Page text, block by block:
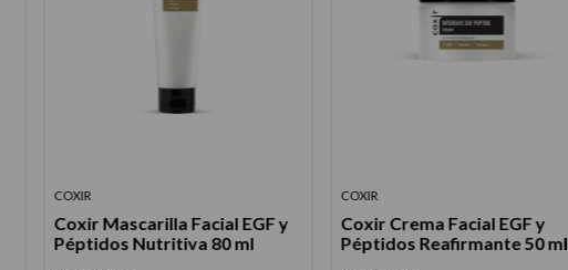
COXIR
Coxir Mascarilla Facial EGF y
Péptidos Nutritiva 80 ml
COXIR
Coxir Crema Facial EGF y
Péptidos Reafirmante 50 ml